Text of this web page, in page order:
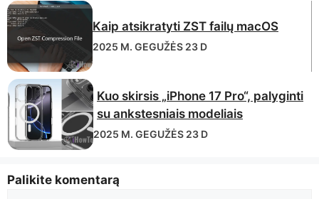
Kaip atsikratyti ZST failų macOS
2025 M. GEGUŽĖS 23 D
Kuo skirsis „iPhone 17 Pro“, palyginti
su ankstesniais modeliais
2025 M. GEGUŽĖS 23 D
Palikite komentarą